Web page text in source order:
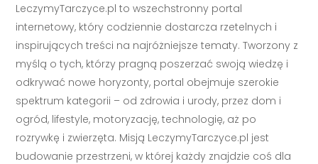
LeczymyTarczyce.pl to wszechstronny portal
internetowy, który codziennie dostarcza rzetelnych i
inspirujących treści na najróżniejsze tematy. Tworzony z
myślą o tych, którzy pragną poszerzać swoją wiedzę i
odkrywać nowe horyzonty, portal obejmuje szerokie
spektrum kategorii – od zdrowia i urody, przez dom i
ogród, lifestyle, motoryzację, technologię, aż po
rozrywkę i zwierzęta. Misją LeczymyTarczyce.pl jest
budowanie przestrzeni, w której każdy znajdzie coś dla